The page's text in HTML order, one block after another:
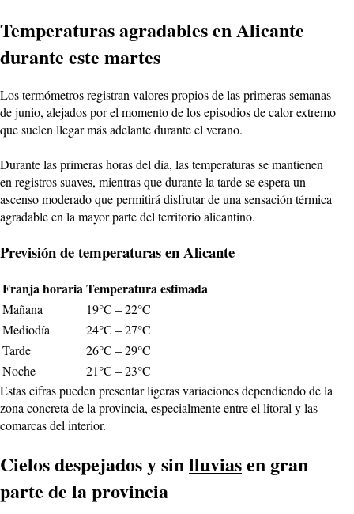
Temperaturas agradables en Alicante
durante este martes
Los termómetros registran valores propios de las primeras semanas
de junio, alejados por el momento de los episodios de calor extremo
que suelen llegar más adelante durante el verano.
Durante las primeras horas del día, las temperaturas se mantienen
en registros suaves, mientras que durante la tarde se espera un
ascenso moderado que permitirá disfrutar de una sensación térmica
agradable en la mayor parte del territorio alicantino.
Previsión de temperaturas en Alicante
Franja horariaTemperatura estimada
Mañana
19°C – 22°C
Mediodía
24°C – 27°C
Tarde
26°C – 29°C
Noche
21°C – 23°C
Estas cifras pueden presentar ligeras variaciones dependiendo de la
zona concreta de la provincia, especialmente entre el litoral y las
comarcas del interior.
Cielos despejados y sinlluviasen gran
parte de la provincia